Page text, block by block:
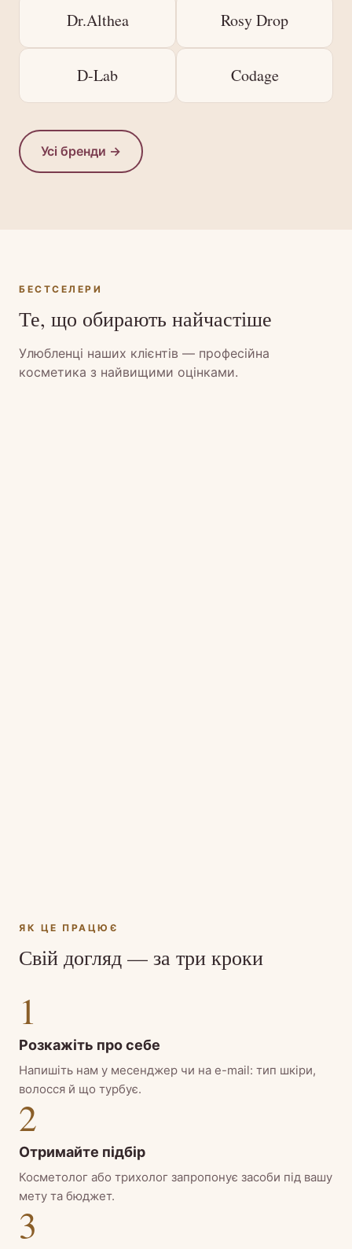
Dr.Althea Rosy Drop
D-Lab Codage
Усі бренди →
БЕСТСЕЛЕРИ
Те, що обирають найчастіше
Улюбленці наших клієнтів — професійна
косметика з найвищими оцінками.
ЯК ЦЕ ПРАЦЮЄ
Свій догляд — за три кроки
1
Розкажіть про себе
Напишіть нам у месенджер чи на e-mail: тип шкіри,
волосся й що турбує.
2
Отримайте підбір
Косметолог або трихолог запропонує засоби під вашу
мету та бюджет.
3